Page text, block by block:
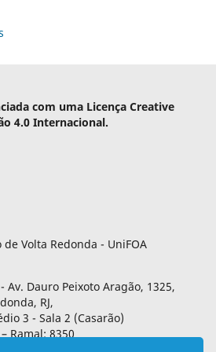
com uma Licença Creative
4.0 Internacional.
Volta Redonda - UniFOA
Av. Dauro Peixoto Aragão, 1325,
RJ,
3 - Sala 2 (Casarão)
Ramal: 8350